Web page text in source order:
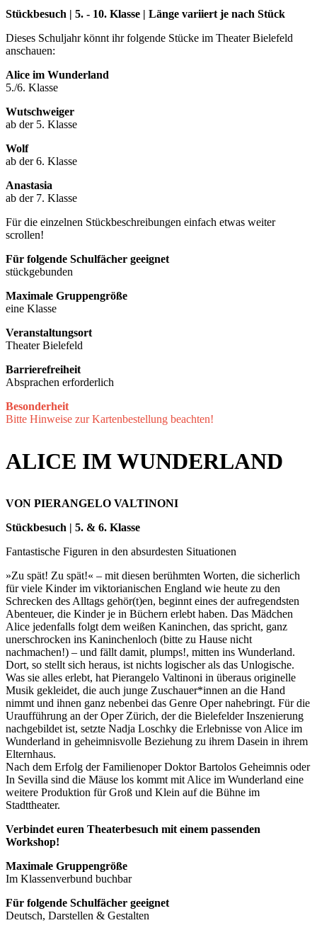
Stückbesuch | 5. - 10. Klasse | Länge variiert je nach Stück
Dieses Schuljahr könnt ihr folgende Stücke im Theater Bielefeld
anschauen:
Alice im Wunderland
5./6. Klasse
Wutschweiger
ab der 5. Klasse
Wolf
ab der 6. Klasse
Anastasia
ab der 7. Klasse
Für die einzelnen Stückbeschreibungen einfach etwas weiter
scrollen!
Für folgende Schulfächer geeignet
stückgebunden
Maximale Gruppengröße
eine Klasse
Veranstaltungsort
Theater Bielefeld
Barrierefreiheit
Absprachen erforderlich
Besonderheit
Bitte Hinweise zur Kartenbestellung beachten!
ALICE IM WUNDERLAND
VON PIERANGELO VALTINONI
Stückbesuch | 5. & 6. Klasse
Fantastische Figuren in den absurdesten Situationen
»Zu spät! Zu spät!« – mit diesen berühmten Worten, die sicherlich
für viele Kinder im viktorianischen England wie heute zu den
Schrecken des Alltags gehör(t)en, beginnt eines der aufregendsten
Abenteuer, die Kinder je in Büchern erlebt haben. Das Mädchen
Alice jedenfalls folgt dem weißen Kaninchen, das spricht, ganz
unerschrocken ins Kaninchenloch (bitte zu Hause nicht
nachmachen!) – und fällt damit, plumps!, mitten ins Wunderland.
Dort, so stellt sich heraus, ist nichts logischer als das Unlogische.
Was sie alles erlebt, hat Pierangelo Valtinoni in überaus originelle
Musik gekleidet, die auch junge Zuschauer*innen an die Hand
nimmt und ihnen ganz nebenbei das Genre Oper nahebringt. Für die
Uraufführung an der Oper Zürich, der die Bielefelder Inszenierung
nachgebildet ist, setzte Nadja Loschky die Erlebnisse von Alice im
Wunderland in geheimnisvolle Beziehung zu ihrem Dasein in ihrem
Elternhaus.
Nach dem Erfolg der Familienoper Doktor Bartolos Geheimnis oder
In Sevilla sind die Mäuse los kommt mit Alice im Wunderland eine
weitere Produktion für Groß und Klein auf die Bühne im
Stadttheater.
Verbindet euren Theaterbesuch mit einem passenden
Workshop!
Maximale Gruppengröße
Im Klassenverbund buchbar
Für folgende Schulfächer geeignet
Deutsch, Darstellen & Gestalten